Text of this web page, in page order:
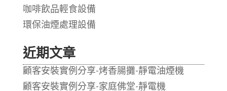
咖啡飲品輕食設備
環保油煙處理設備
近期文章
顧客安裝實例分享-烤香腸攤-靜電油煙機
顧客安裝實例分享-家庭佛堂-靜電機